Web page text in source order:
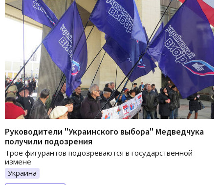
Руководители "Украинского выбора" Медведчука
получили подозрения
Трое фигурантов подозреваются в государственной
измене
Украина